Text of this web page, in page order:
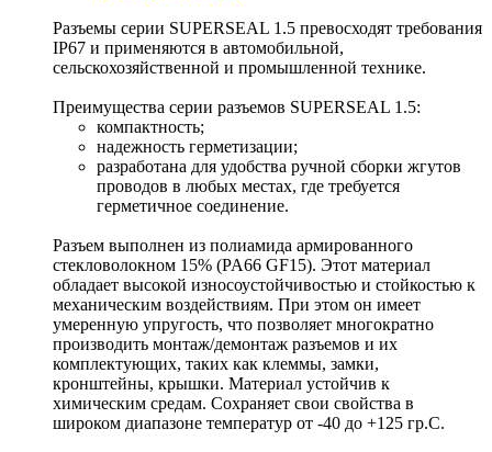
Разъемы серии SUPERSEAL 1.5 превосходят требования
IP67 и применяются в автомобильной,
сельскохозяйственной и промышленной технике.
Преимущества серии разъемов SUPERSEAL 1.5:
компактность;
надежность герметизации;
разработана для удобства ручной сборки жгутов
проводов в любых местах, где требуется
герметичное соединение.
Разъем выполнен из полиамида армированного
стекловолокном 15% (PA66 GF15). Этот материал
обладает высокой износоустойчивостью и стойкостью к
механическим воздействиям. При этом он имеет
умеренную упругость, что позволяет многократно
производить монтаж/демонтаж разъемов и их
комплектующих, таких как клеммы, замки,
кронштейны, крышки. Материал устойчив к
химическим средам. Сохраняет свои свойства в
широком диапазоне температур от -40 до +125 гр.С.